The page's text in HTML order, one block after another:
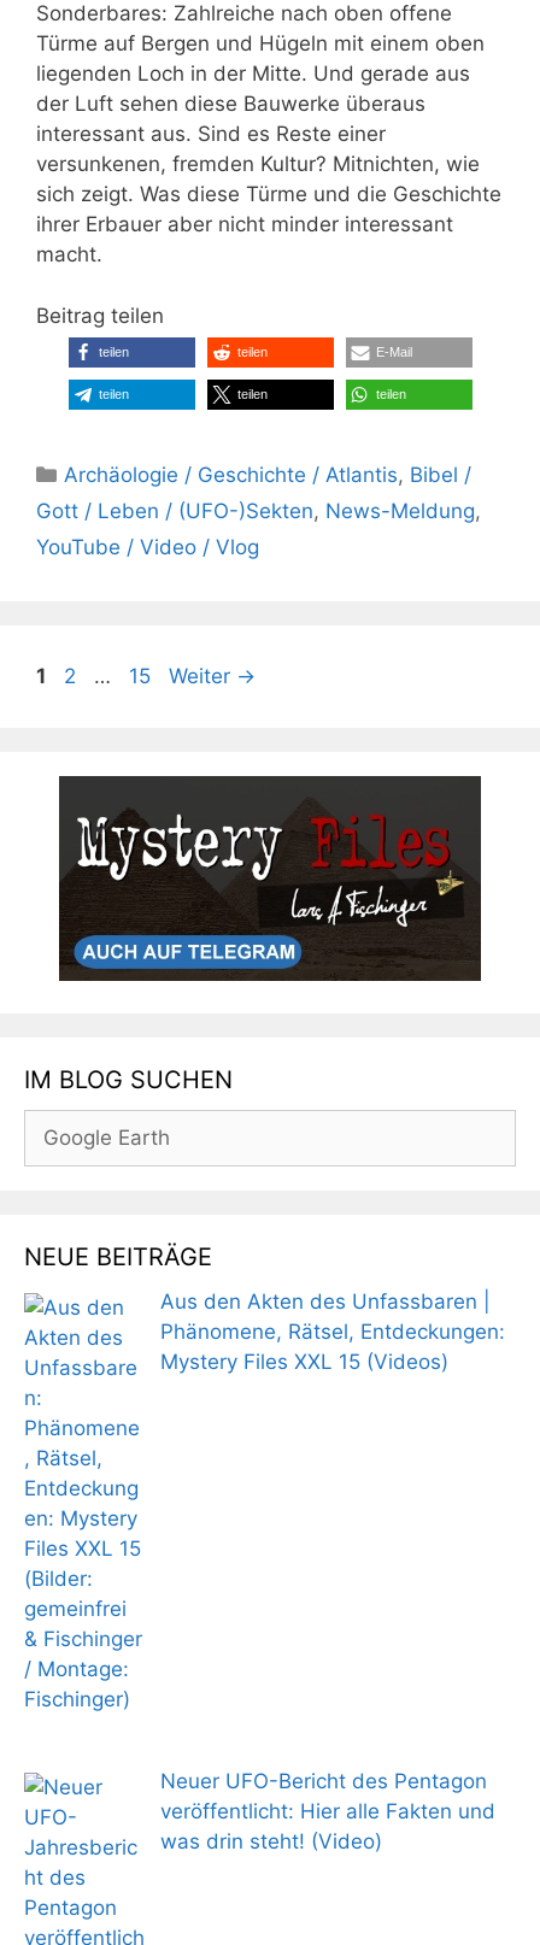
Sonderbares: Zahlreiche nach oben offene
Türme auf Bergen und Hügeln mit einem oben
liegenden Loch in der Mitte. Und gerade aus
der Luft sehen diese Bauwerke überaus
interessant aus. Sind es Reste einer
versunkenen, fremden Kultur? Mitnichten, wie
sich zeigt. Was diese Türme und die Geschichte
ihrer Erbauer aber nicht minder interessant
macht.
Beitrag teilen
teilen teilen E-Mail
teilen teilen teilen
Kategorien
Archäologie / Geschichte / Atlantis, Bibel /
Gott / Leben / (UFO-)Sekten, News-Meldung,
YouTube / Video / Vlog
Seite
1 Seite
2 … Seite
15 Weiter →
IM BLOG SUCHEN
nach:
NEUE BEITRÄGE
Aus den Akten des Unfassbaren |
Phänomene, Rätsel, Entdeckungen:
Mystery Files XXL 15 (Videos)
Neuer UFO-Bericht des Pentagon
veröffentlicht: Hier alle Fakten und
was drin steht! (Video)